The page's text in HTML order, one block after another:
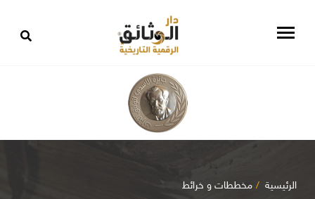
الرئيسية مخططات و خرائط